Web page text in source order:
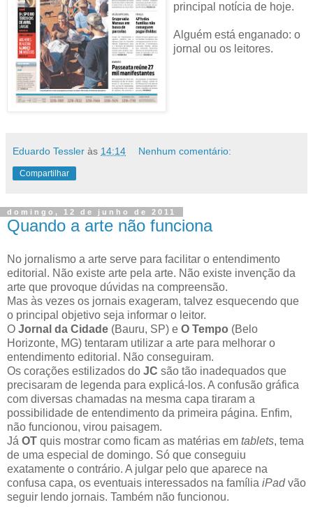
principal notícia de hoje.
Alguém está enganado: o
jornal ou os leitores.
Eduardo Tessler às 14:14 Nenhum comentário:
Compartilhar
domingo, 12 de junho de 2011
Quando a arte não funciona
No jornalismo a arte serve para facilitar o entendimento
editorial. Não existe arte pela arte. Não existe invenção da
arte que provoque dúvidas na compreensão.
Mas às vezes os jornais exageram, talvez esquecendo que
o principal objetivo seja informar o leitor.
O Jornal da Cidade (Bauru, SP) e O Tempo (Belo
Horizonte, MG) tentaram utilizar a arte para melhorar o
entendimento editorial. Não conseguiram.
Os corações estilizados do JC são tão inadequados que
precisaram de legenda para explicá-los. A confusão gráfica
com diversas chamadas na mesma capa tiraram a
possibilidade de entendimento da primeira página. Enfim,
não funcionou, virou paisagem.
Já OT quis mostrar como ficam as matérias em tablets, tema
de uma especial de domingo. Só que conseguiu
exatamente o contrário. A julgar pelo que aparece na
confusa capa, os eventuais interessados na família iPadvão
seguir lendo jornais. Também não funcionou.